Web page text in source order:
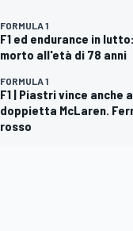
FORMULA 1
F1 ed endurance in
morto all'età di 78 anni
FORMULA 1
F1 | Piastri vince anche
doppietta McLaren.
rosso